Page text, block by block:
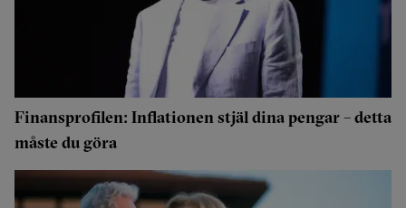
Finansprofilen: Inflationen stjäl dina pengar – detta
måste du göra